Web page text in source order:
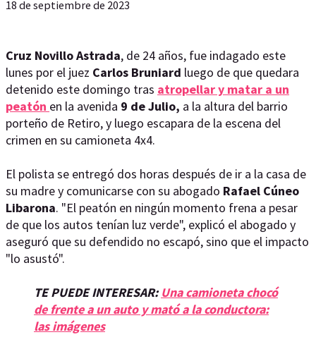
18 de septiembre de 2023
Cruz Novillo Astrada, de 24 años, fue indagado este
lunes por el juez Carlos Bruniard luego de que quedara
detenido este domingo tras atropellar y matar a un
peatón en la avenida 9 de Julio, a la altura del barrio
porteño de Retiro, y luego escapara de la escena del
crimen en su camioneta 4x4.
El polista se entregó dos horas después de ir a la casa de
su madre y comunicarse con su abogado Rafael Cúneo
Libarona. "El peatón en ningún momento frena a pesar
de que los autos tenían luz verde", explicó el abogado y
aseguró que su defendido no escapó, sino que el impacto
"lo asustó".
TE PUEDE INTERESAR:Una camioneta chocó
de frente a un auto y mató a la conductora:
las imágenes